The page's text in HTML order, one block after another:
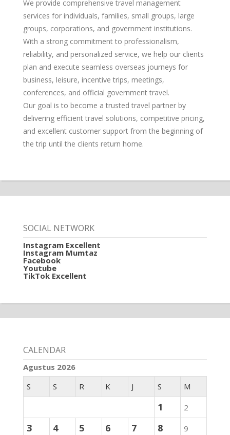
We provide comprehensive travel management
services for individuals, families, small groups, large
groups, corporations, and government institutions.
With a strong commitment to professionalism,
reliability, and personalized service, we help our clients
plan and execute seamless overseas journeys for
business, leisure, incentive trips, meetings,
conferences, and official government travel.
Our goal is to become a trusted travel partner by
delivering efficient travel solutions, competitive pricing,
and excellent customer support from the beginning of
the trip until the clients return home.
SOCIAL NETWORK
Instagram Excellent
Instagram Mumtaz
Facebook
Youtube
TikTok Excellent
CALENDAR
Agustus 2026
S
S R K J S M
1 2
3 4 5 6 7 8
9